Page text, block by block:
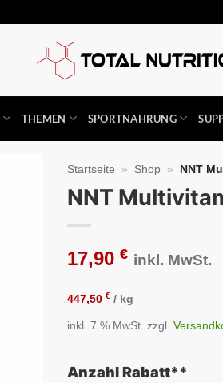
THEMEN SPORTNAHRUNG
Startseite » Shop » NNT
NNT
17,90€ inkl. MwSt.
447,50€ / kg
inkl. 7 % MwSt. zzgl.
Anzahl Rabatt**